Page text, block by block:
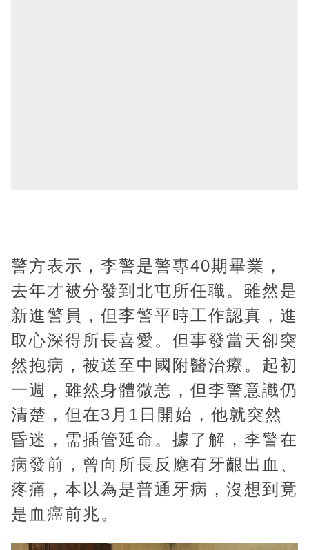
警方表示，李警是警專40期畢業，
去年才被分發到北屯所任職。雖然是
新進警員，但李警平時工作認真，進
取心深得所長喜愛。但事發當天卻突
然抱病，被送至中國附醫治療。起初
一週，雖然身體微恙，但李警意識仍
清楚，但在3月1日開始，他就突然
昏迷，需插管延命。據了解，李警在
病發前，曾向所長反應有牙齦出血、
疼痛，本以為是普通牙病，沒想到竟
是血癌前兆。